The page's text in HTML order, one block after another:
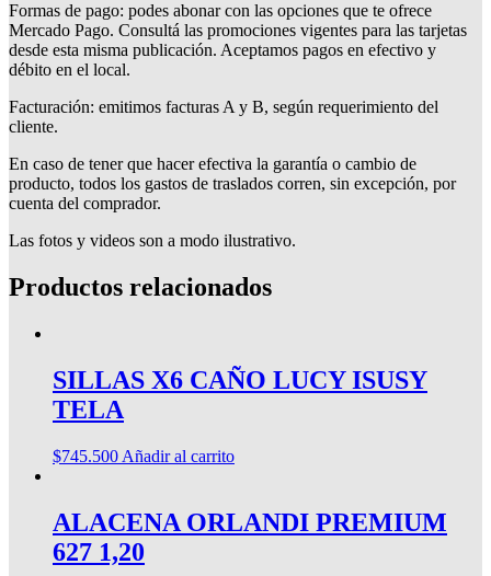
Formas de pago: podes abonar con las opciones que te ofrece
Mercado Pago. Consultá las promociones vigentes para las tarjetas
desde esta misma publicación. Aceptamos pagos en efectivo y
débito en el local.
Facturación: emitimos facturas A y B, según requerimiento del
cliente.
En caso de tener que hacer efectiva la garantía o cambio de
producto, todos los gastos de traslados corren, sin excepción, por
cuenta del comprador.
Las fotos y videos son a modo ilustrativo.
Productos relacionados
SILLAS X6 CAÑO LUCY ISUSY
TELA
$745.500 Añadir al carrito
ALACENA ORLANDI PREMIUM
627 1,20